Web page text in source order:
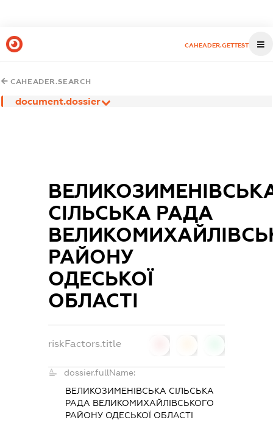
CAHEADER.GETTEST
CAHEADER.SEARCH
document.dossier
СІЛЬСЬКА РАДА
РАЙОНУ
ОДЕСЬКОЇ
ОБЛАСТІ
riskFactors.title
dossier.fullName:
ВЕЛИКОЗИМЕНІВСЬКА СІЛЬСЬКА
РАДА ВЕЛИКОМИХАЙЛІВСЬКОГО
РАЙОНУ ОДЕСЬКОЇ ОБЛАСТІ